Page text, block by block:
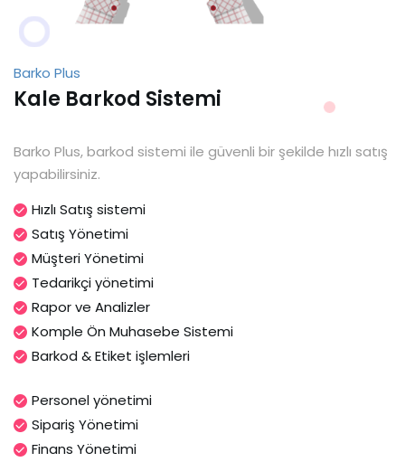
Barko Plus
Kale Barkod Sistemi
Barko Plus, barkod sistemi ile güvenli bir şekilde hızlı satış
yapabilirsiniz.
Hızlı Satış sistemi
Satış Yönetimi
Müşteri Yönetimi
Tedarikçi yönetimi
Rapor ve Analizler
Komple Ön Muhasebe Sistemi
Barkod & Etiket işlemleri
Personel yönetimi
Sipariş Yönetimi
Finans Yönetimi